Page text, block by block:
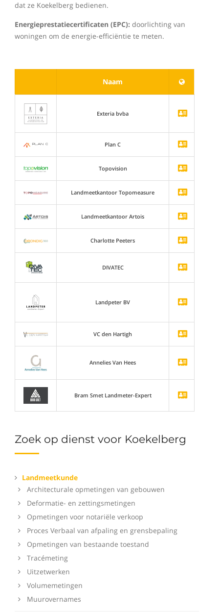
Zoek op dienst voor Koekelberg
Landmeetkunde
Architecturale opmetingen van gebouwen
Deformatie- en zettingsmetingen
Opmetingen voor notariële verkoop
Proces Verbaal van afpaling en grensbepaling
Opmetingen van bestaande toestand
Tracémeting
Uitzetwerken
Volumemetingen
Muurovernames
dat ze Koekelberg bedienen.
Energieprestatiecertificaten (EPC): doorlichting van
woningen om de energie-efficiëntie te meten.
Naam
Exteria bvba
Plan C
Topovision
Landmeetkantoor Topomeasure
Landmeetkantoor Artois
Charlotte Peeters
DIVATEC
Landpeter BV
VC den Hartigh
Annelies Van Hees
Bram Smet Landmeter-Expert